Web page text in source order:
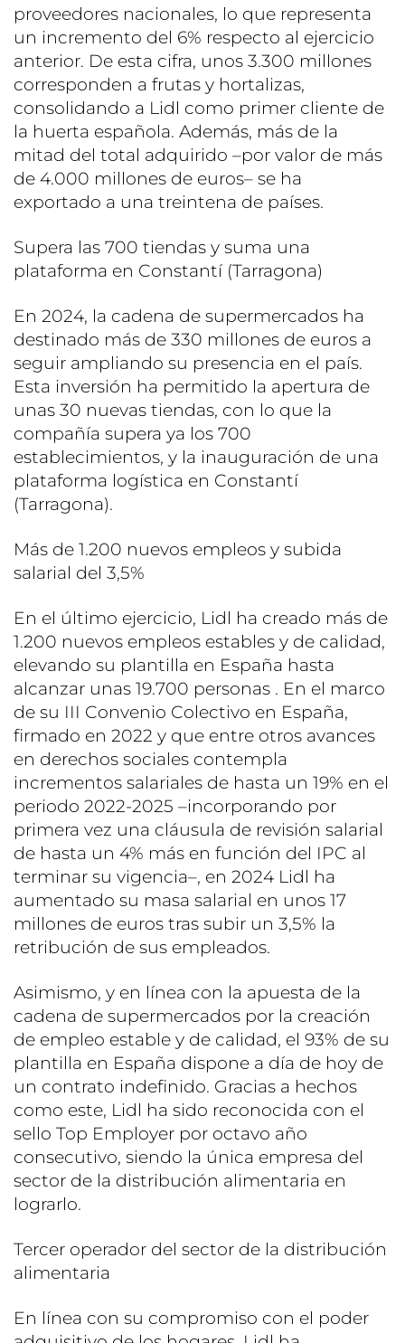
proveedores nacionales, lo que representa
un incremento del 6% respecto al ejercicio
anterior. De esta cifra, unos 3.300 millones
corresponden a frutas y hortalizas,
consolidando a Lidl como primer cliente de
la huerta española. Además, más de la
mitad del total adquirido –por valor de más
de 4.000 millones de euros– se ha
exportado a una treintena de países.
Supera las 700 tiendas y suma una
plataforma en Constantí (Tarragona)
En 2024, la cadena de supermercados ha
destinado más de 330 millones de euros a
seguir ampliando su presencia en el país.
Esta inversión ha permitido la apertura de
unas 30 nuevas tiendas, con lo que la
compañía supera ya los 700
establecimientos, y la inauguración de una
plataforma logística en Constantí
(Tarragona).
Más de 1.200 nuevos empleos y subida
salarial del 3,5%
En el último ejercicio, Lidl ha creado más de
1.200 nuevos empleos estables y de calidad,
elevando su plantilla en España hasta
alcanzar unas 19.700 personas . En el marco
de su III Convenio Colectivo en España,
firmado en 2022 y que entre otros avances
en derechos sociales contempla
incrementos salariales de hasta un 19% en el
periodo 2022-2025 –incorporando por
primera vez una cláusula de revisión salarial
de hasta un 4% más en función del IPC al
terminar su vigencia–, en 2024 Lidl ha
aumentado su masa salarial en unos 17
millones de euros tras subir un 3,5% la
retribución de sus empleados.
Asimismo, y en línea con la apuesta de la
cadena de supermercados por la creación
de empleo estable y de calidad, el 93% de su
plantilla en España dispone a día de hoy de
un contrato indefinido. Gracias a hechos
como este, Lidl ha sido reconocida con el
sello Top Employer por octavo año
consecutivo, siendo la única empresa del
sector de la distribución alimentaria en
lograrlo.
Tercer operador del sector de la distribución
alimentaria
En línea con su compromiso con el poder